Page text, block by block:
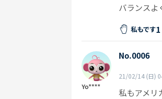
バランスよ
私もです1
Yo****
No.0006
21/02/14 (日)
私もアメリ